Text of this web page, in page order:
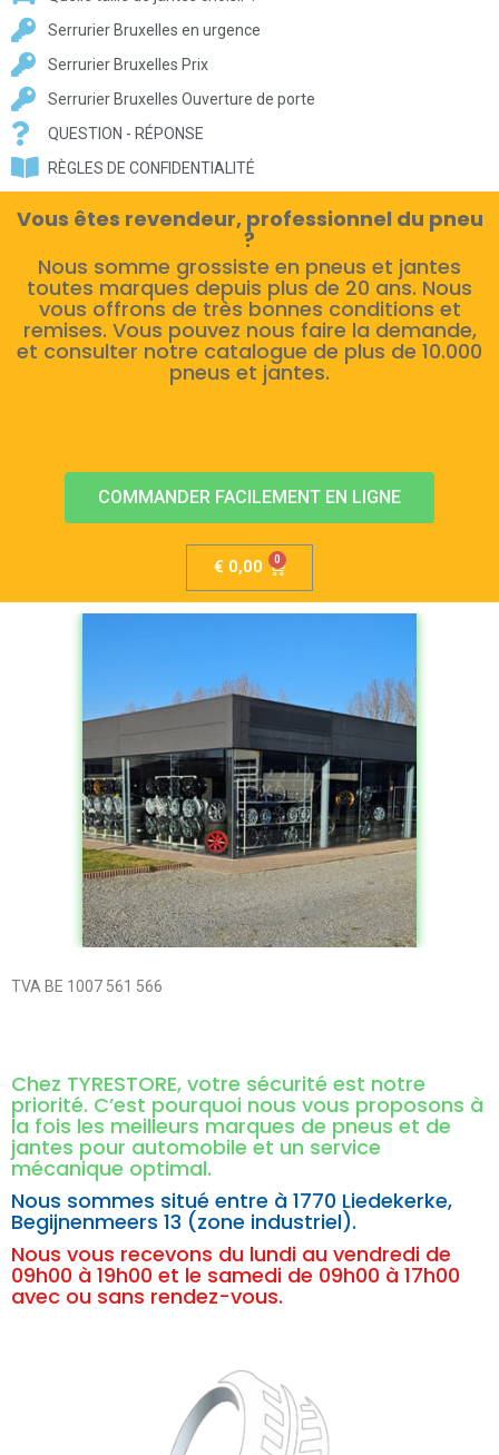
Serrurier Bruxelles en urgence
Serrurier Bruxelles Prix
Serrurier Bruxelles Ouverture de porte
QUESTION - RÉPONSE
RÈGLES DE CONFIDENTIALITÉ
Vous êtes revendeur, professionnel du pneu
?
Nous somme grossiste en pneus et jantes
toutes marques depuis plus de 20 ans. Nous
vous offrons de très bonnes conditions et
remises. Vous pouvez nous faire la demande,
et consulter notre catalogue de plus de 10.000
pneus et jantes.
COMMANDER FACILEMENT EN LIGNE
€ 0,00
TVA BE 1007 561 566
Chez TYRESTORE, votre sécurité est notre
priorité. C’est pourquoi nous vous proposons à
la fois les meilleurs marques de pneus et de
jantes pour automobile et un service
mécanique optimal.
Nous sommes situé entre à 1770 Liedekerke,
Begijnenmeers 13 (zone industriel).
Nous vous recevons du lundi au vendredi de
09h00 à 19h00 et le samedi de 09h00 à 17h00
avec ou sans rendez-vous.